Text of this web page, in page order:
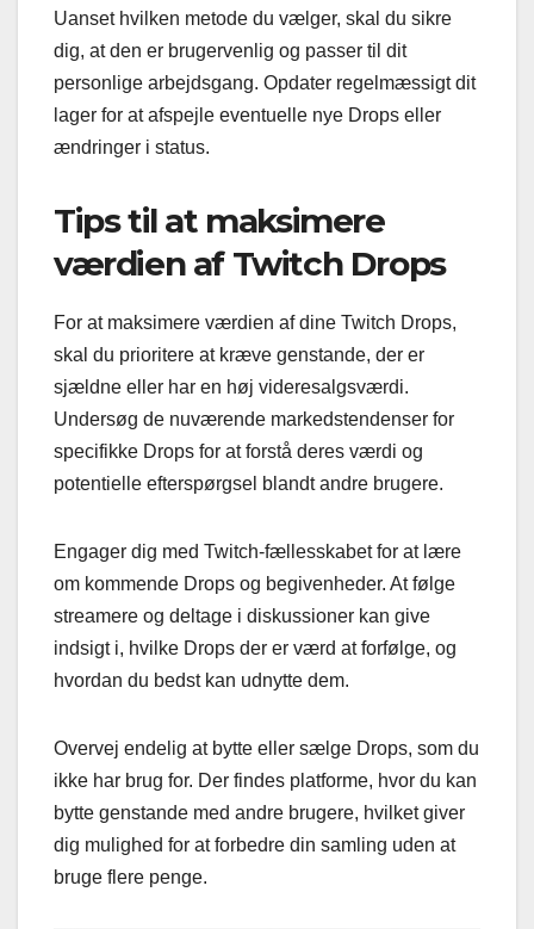
Uanset hvilken metode du vælger, skal du sikre
dig, at den er brugervenlig og passer til dit
personlige arbejdsgang. Opdater regelmæssigt dit
lager for at afspejle eventuelle nye Drops eller
ændringer i status.
Tips til at maksimere
værdien af Twitch Drops
For at maksimere værdien af dine Twitch Drops,
skal du prioritere at kræve genstande, der er
sjældne eller har en høj videresalgsværdi.
Undersøg de nuværende markedstendenser for
specifikke Drops for at forstå deres værdi og
potentielle efterspørgsel blandt andre brugere.
Engager dig med Twitch-fællesskabet for at lære
om kommende Drops og begivenheder. At følge
streamere og deltage i diskussioner kan give
indsigt i, hvilke Drops der er værd at forfølge, og
hvordan du bedst kan udnytte dem.
Overvej endelig at bytte eller sælge Drops, som du
ikke har brug for. Der findes platforme, hvor du kan
bytte genstande med andre brugere, hvilket giver
dig mulighed for at forbedre din samling uden at
bruge flere penge.